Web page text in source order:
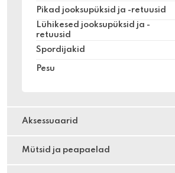
Pikad jooksupüksid ja -retuusid
Lühikesed jooksupüksid ja -
retuusid
Spordijakid
Pesu
Aksessuaarid
Mütsid ja peapaelad